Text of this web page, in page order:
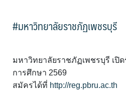
#มหาวิทยาลัยราชภัฏเพชรบุรี
มหาวิทยาลัยราชภัฏเพชรบุรี เปิ
การศึกษา 2569
สมัครได้ที่ http://reg.pbru.ac.th